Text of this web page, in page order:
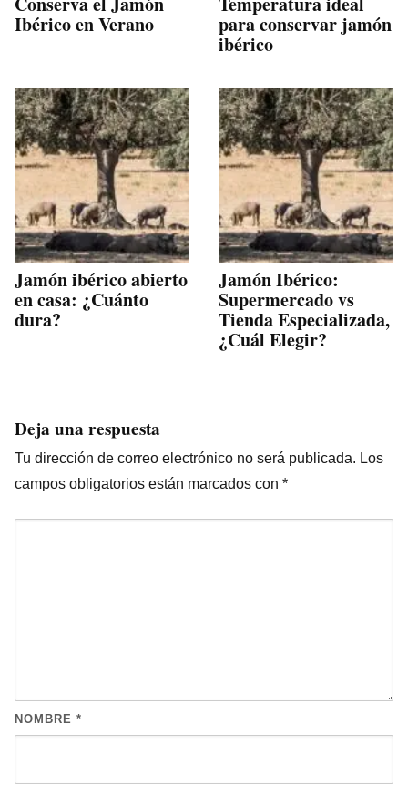
Ibérico en Verano para conservar jamón
ibérico
Jamón ibérico abierto
en casa: ¿Cuánto
dura?
Jamón Ibérico:
Supermercado vs
Tienda Especializada,
¿Cuál Elegir?
Deja una respuesta
Tu dirección de correo electrónico no será publicada. Los
campos obligatorios están marcados con *
NOMBRE *